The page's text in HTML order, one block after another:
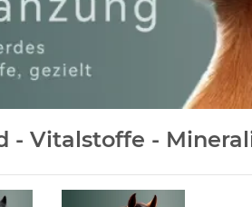
Vitalstoffe -